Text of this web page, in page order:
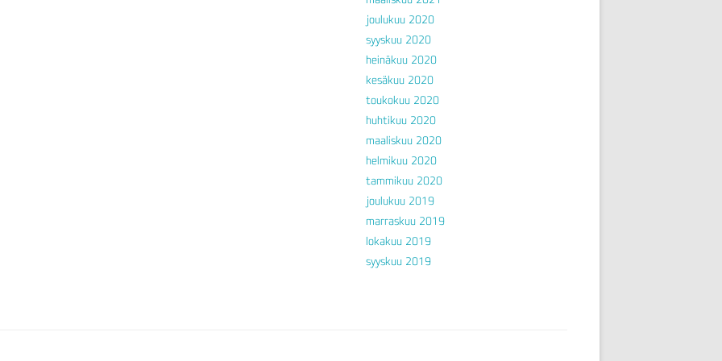
joulukuu 2020
syyskuu 2020
heinäkuu 2020
kesäkuu 2020
toukokuu 2020
huhtikuu 2020
maaliskuu 2020
helmikuu 2020
tammikuu 2020
joulukuu 2019
marraskuu 2019
lokakuu 2019
syyskuu 2019